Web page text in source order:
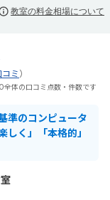
教室の料金相場について
ミ）
全体の口コミ点数・件数です
準のコンピュータ
く」「本格的」